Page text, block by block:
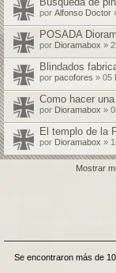
por Alfonso Doctor
POSADA
por Dioramabox »
Blindados
por pacofores » 05
Como hacer
por Dioramabox »
El templo de la
por Dioramabox »
Mostrar
Se encontraron más de